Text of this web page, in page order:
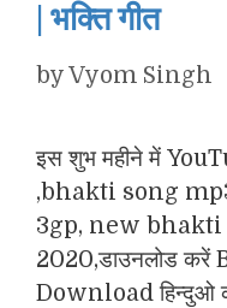
| भक्ति गीत
byVyom Singh
इस शुभ महीने में
,bhakti song
3gp, new
2020,डाउनलोड
Download हिन्दुओ